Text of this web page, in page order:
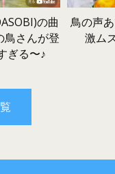
の曲
鳥さんが登
ぎる〜♪
鳥の声
激ム